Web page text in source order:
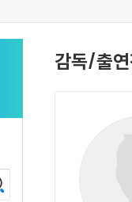
감독/출